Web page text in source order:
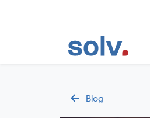
Blog